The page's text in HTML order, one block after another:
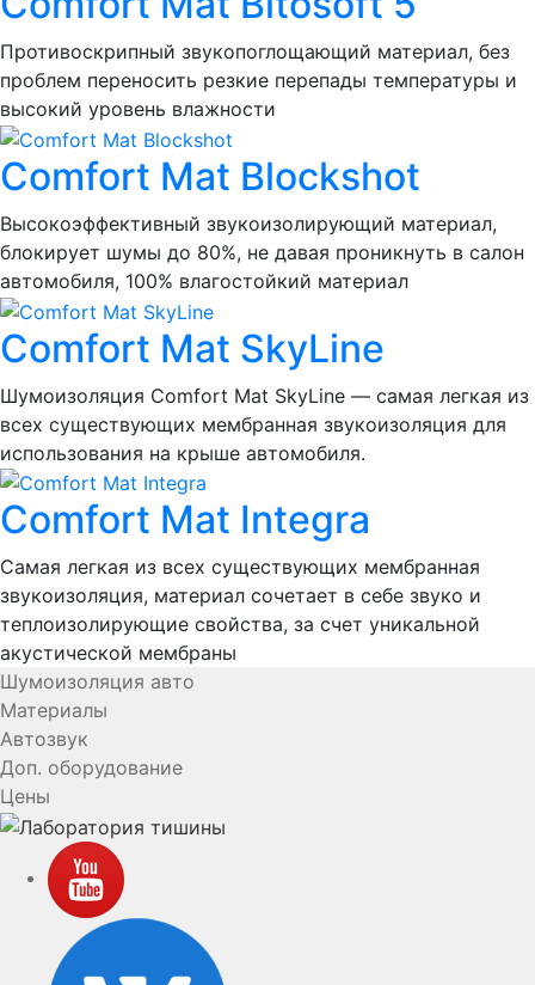
Противоскрипный звукопоглощающий материал, без
проблем переносить резкие перепады температуры и
высокий уровень влажности
Comfort Mat Blockshot
Высокоэффективный звукоизолирующий материал,
блокирует шумы до 80%, не давая проникнуть в салон
автомобиля, 100% влагостойкий материал
Comfort Mat SkyLine
Шумоизоляция Comfort Mat SkyLine — самая легкая из
всех существующих мембранная звукоизоляция для
использования на крыше автомобиля.
Comfort Mat Integra
Самая легкая из всех существующих мембранная
звукоизоляция, материал сочетает в себе звуко и
теплоизолирующие свойства, за счет уникальной
акустической мембраны
Шумоизоляция авто
Материалы
Автозвук
Доп. оборудование
Цены